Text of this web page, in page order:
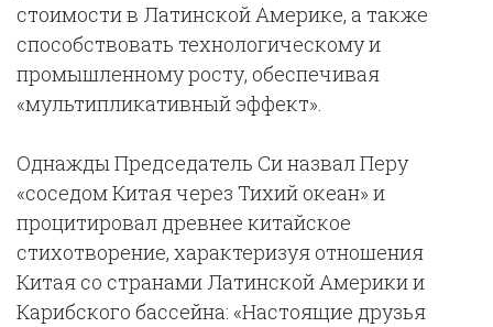
стоимости в Латинской Америке, а также
способствовать технологическому и
промышленному росту, обеспечивая
«мультипликативный эффект».
Однажды Председатель Си назвал Перу
«соседом Китая через Тихий океан» и
процитировал древнее китайское
стихотворение, характеризуя отношения
Китая со странами Латинской Америки и
Карибского бассейна: «Настоящие друзья